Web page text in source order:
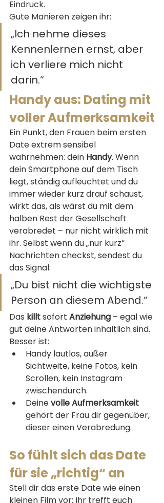
Eindruck.
Gute Manieren zeigen ihr:
„Ich nehme dieses
Kennenlernen ernst, aber
ich verliere mich nicht
darin.“
Handy aus: Dating mit
voller Aufmerksamkeit
Ein Punkt, den Frauen beim ersten
Date extrem sensibel
wahrnehmen: dein Handy. Wenn
dein Smartphone auf dem Tisch
liegt, ständig aufleuchtet und du
immer wieder kurz drauf schaust,
wirkt das, als wärst du mit dem
halben Rest der Gesellschaft
verabredet – nur nicht wirklich mit
ihr. Selbst wenn du „nur kurz“
Nachrichten checkst, sendest du
das Signal:
„Du bist nicht die wichtigste
Person an diesem Abend.“
Das killt sofort Anziehung – egal wie
gut deine Antworten inhaltlich sind.
Besser ist:
Handy lautlos, außer
Sichtweite, keine Fotos, kein
Scrollen, kein Instagram
zwischendurch.
Deine volleAufmerksamkeit
gehört der Frau dir gegenüber,
dieser einen Verabredung.
So fühlt sich das Date
für sie „richtig“ an
Stell dir das erste Date wie einen
kleinen Film vor: Ihr trefft euch